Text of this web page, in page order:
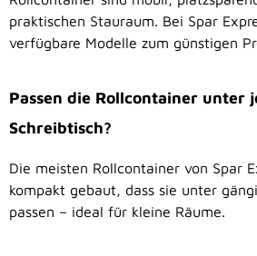
praktischen Stauraum. Bei Spar
verfügbare Modelle zum günstigen
Passen die Rollcontainer unter
Schreibtisch?
Die meisten Rollcontainer von Spar
kompakt gebaut, dass sie unter
passen – ideal für kleine Räume.